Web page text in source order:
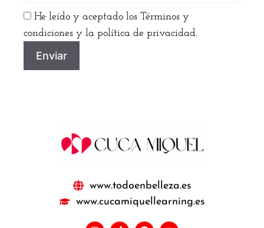
He leído y aceptado los Términos y
condiciones y la política de privacidad.
www.todoenbelleza.es
www.cucamiquellearning.es